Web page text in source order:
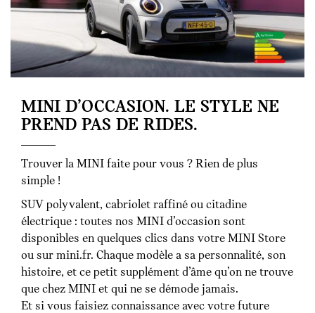
MINI D’OCCASION. LE STYLE NE
PREND PAS DE RIDES.
Trouver la MINI faite pour vous ? Rien de plus
simple !
SUV polyvalent, cabriolet raffiné ou citadine
électrique : toutes nos MINI d’occasion sont
disponibles en quelques clics dans votre MINI Store
ou sur mini.fr. Chaque modèle a sa personnalité, son
histoire, et ce petit supplément d’âme qu’on ne trouve
que chez MINI et qui ne se démode jamais.
Et si vous faisiez connaissance avec votre future